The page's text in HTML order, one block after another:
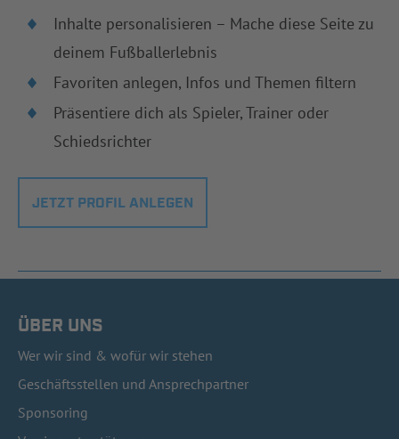
Inhalte personalisieren – Mache diese Seite zu
deinem Fußballerlebnis
Favoriten anlegen, Infos und Themen filtern
Präsentiere dich als Spieler, Trainer oder
Schiedsrichter
JETZT PROFIL ANLEGEN
ÜBER UNS
Wer wir sind & wofür wir stehen
Geschäftsstellen und Ansprechpartner
Sponsoring